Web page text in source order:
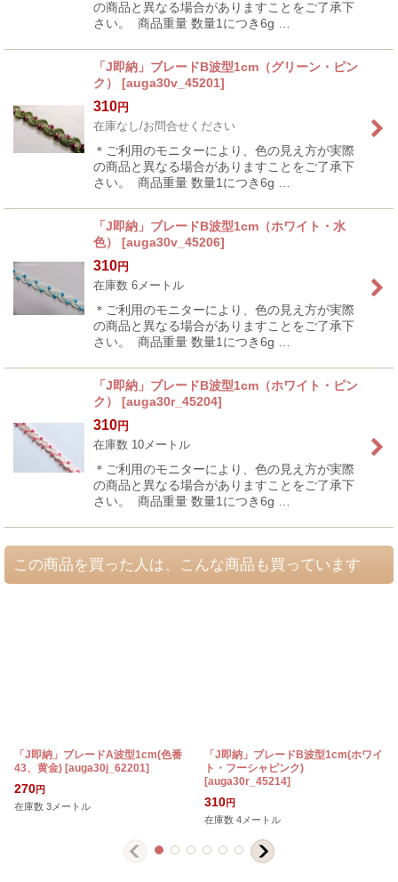
の商品と異なる場合がありますことをご了承下
さい。 商品重量 数量1につき6g …
「J即納」ブレードB波型1cm（グリーン・ピン
ク）
[auga30v_45201]
310円
在庫なし/お問合せください
＊ご利用のモニターにより、色の見え方が実際
の商品と異なる場合がありますことをご了承下
さい。 商品重量 数量1につき6g …
「J即納」ブレードB波型1cm（ホワイト・水
色）
[auga30v_45206]
310円
在庫数 6メートル
＊ご利用のモニターにより、色の見え方が実際
の商品と異なる場合がありますことをご了承下
さい。 商品重量 数量1につき6g …
「J即納」ブレードB波型1cm（ホワイト・ピン
ク）
[auga30r_45204]
310円
在庫数 10メートル
＊ご利用のモニターにより、色の見え方が実際
の商品と異なる場合がありますことをご了承下
さい。 商品重量 数量1につき6g …
この商品を買った人は、こんな商品も買っています
「J即納」ブレードA波型1cm(色番
43、黄金) [auga30j_62201]
270円
在庫数 3メートル
「J即納」ブレードB波型1cm(ホワイ
ト・フーシャピンク)
[auga30r_45214]
310円
在庫数 4メートル